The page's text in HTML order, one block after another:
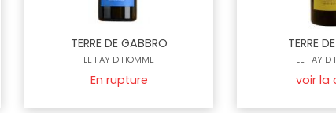
TERRE DE GABBRO
LE FAY D HOMME
En rupture
TERRE
LE FAY D
voir la